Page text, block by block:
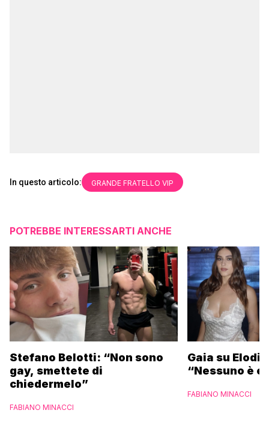
In questo articolo: GRANDE FRATELLO VIP
POTREBBE INTERESSARTI ANCHE
Stefano Belotti: “Non sono
gay, smettete di
chiedermelo”
FABIANO MINACCI
Gaia su
“Nessuno è
FABIANO MINACCI